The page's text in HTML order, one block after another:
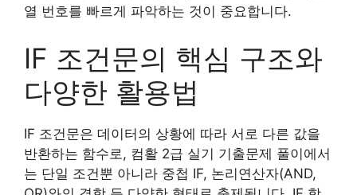
열 번호를 빠르게 파악하는 것이 중요합니다.
IF 조건문의 핵심 구조와
다양한 활용법
IF 조건문은 데이터의 상황에 따라 서로 다른 값을
반환하는 함수로, 컴활 2급 실기 기출문제 풀이에서
는 단일 조건뿐 아니라 중첩 IF, 논리연산자(AND,